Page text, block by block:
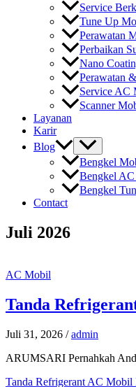
Service
Tune Up
Perawatan
Perbaikan
Nano
Perawatan
Service AC
Scanner
Layanan
Karir
Blog
Bengkel
Bengkel
Bengkel
Contact
Juli 2026
AC Mobil
Tanda
Juli 31, 2026 /admin
ARUMSARI Pernahkah
Tanda Refrigerant AC Mobil